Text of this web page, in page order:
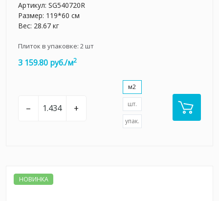
Артикул: SG540720R
Размер: 119*60 см
Вес: 28.67 кг
Плиток в упаковке: 2шт
3 159.80 руб./м2
– +
м2
шт.
упак.
НОВИНКА